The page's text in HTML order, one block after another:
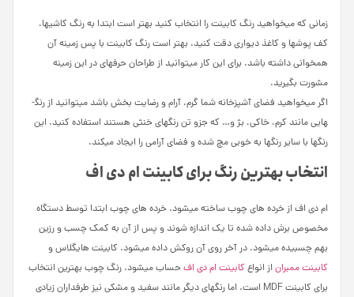
زمانی که می­خواهید رنگ کابینت را انتخاب کنید بهتر است ابتدا به رنگ کاشی­ها،
کف پوش­ها و کاغذ دیواری دقت کنید. بهتر است رنگ کابینت با پس زمینه آن
همخوانی داشته باشد. برای این کار می­توانید از طراحان حرفه­ای در این زمینه
مشورت بگیرید.
اگر می­خواهید فضای آشپزخانه شما گرم، آرام و رضایت بخش باشد می­توانید از رنگ­
هایی مانند کرم، خاکی، بژ و… که جزو تن رنگ­های خنثی هستند استفاده کنید. این
رنگ­ها با سایر رنگ­ها به خوبی مچ شده و فضای آرامی را ایجاد می­کند.
انتخاب بهترین رنگ برای کابینت ام دی اف
ام ­دی­ اف از خرده ­های چوب ساخته می­شود. خرده ­های چوب ابتدا توسط دستگاه
مخصوص برش داده شده تا یک اندازه شوند و پس از آن به کمک چسب و رزین
بهم چسبیده می­شود. در آخر روی آن روکش داده می­شود. کابینت های­گلاس و
کابینت ممبراناز انواعکابینت ام دی افحساب می­شود. رنگ چوب بهترین انتخاب
برای کابینت MDF است. اما رنگ­های دیگر مانند سفید و مشکی نیز طرفداران زیادی